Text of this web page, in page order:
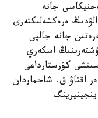
جانە
ەرەكشەلىكتەرى
جانە جالپى
اسكەري
كۋرستارداعى
اقتاۋ ق. شاحماردان